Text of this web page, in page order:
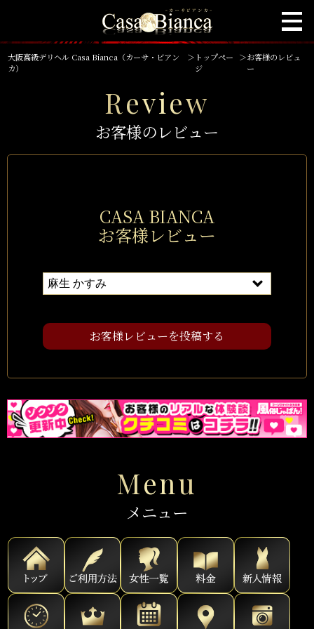
大阪高級デリヘル Casa Bianca（カーサ・ビアン
カ）
＞ トップペー
ジ
＞お客様のレビュ
ー
Review
お客様のレビュー
CASA BIANCA
お客様レビュー
お客様レビューを投稿する
Menu
メニュー